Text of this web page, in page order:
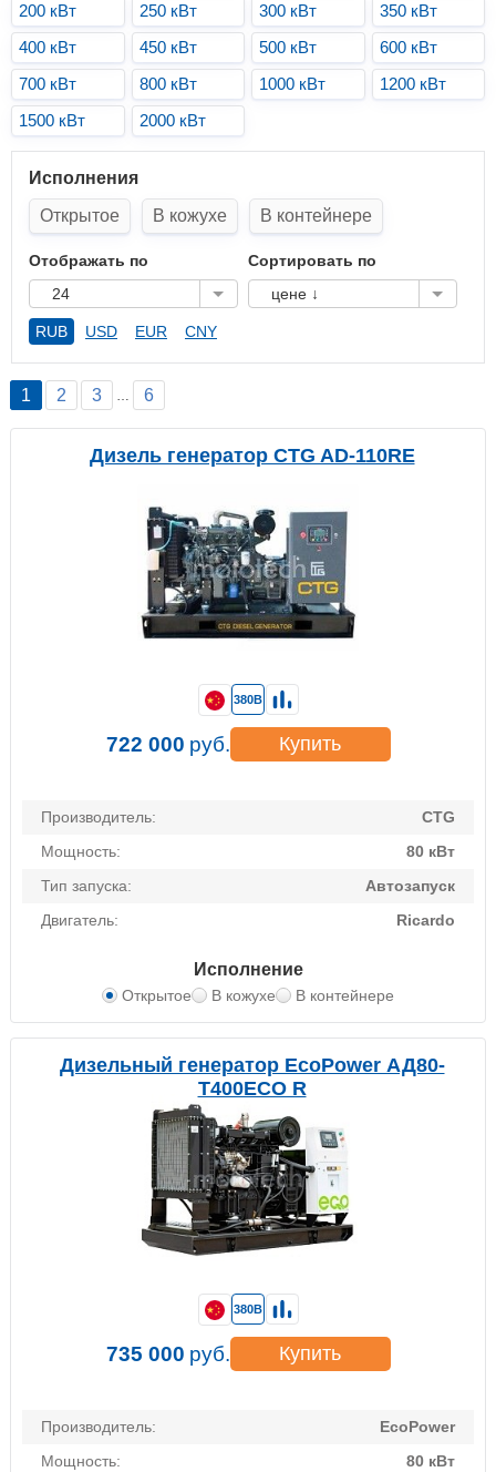
200 кВт 250 кВт 300 кВт
350 кВт
400 кВт
450 кВт 500 кВт
600 кВт
700 кВт
800 кВт 1000 кВт
1200 кВт
1500 кВт
2000 кВт
Исполнения
Открытое
В кожухе В контейнере
Отображать по
24
Сортировать по
цене ↓
RUB USD EUR CNY
1 2 3 … 6
Дизель генератор CTG AD-110RE
Производитель:
CTG
Мощность:
80 кВт
Тип запуска:
Автозапуск
Двигатель:
Ricardo
Исполнение
Открытое В кожухе В контейнере
380В
722 000 руб. Купить
Дизельный генератор EcoPower АД80-
T400ECO R
Производитель:
EcoPower
Мощность:
80 кВт
380В
735 000 руб. Купить